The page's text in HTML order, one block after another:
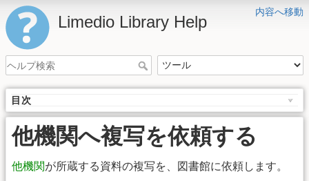
内容へ移動
Limedio Library Help
目次
他機関へ複写を依頼する
他機関が所蔵する資料の複写を、図書館に依頼します。